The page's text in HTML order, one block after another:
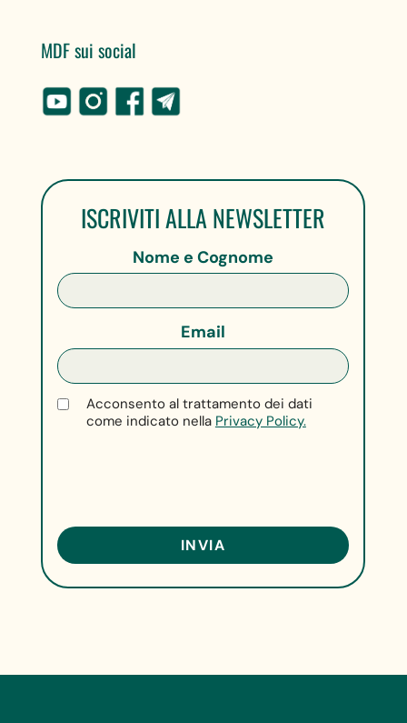
MDF sui social
ISCRIVITI ALLA NEWSLETTER
Nome e Cognome
Email
Acconsento al trattamento dei dati
come indicato nella Privacy Policy.